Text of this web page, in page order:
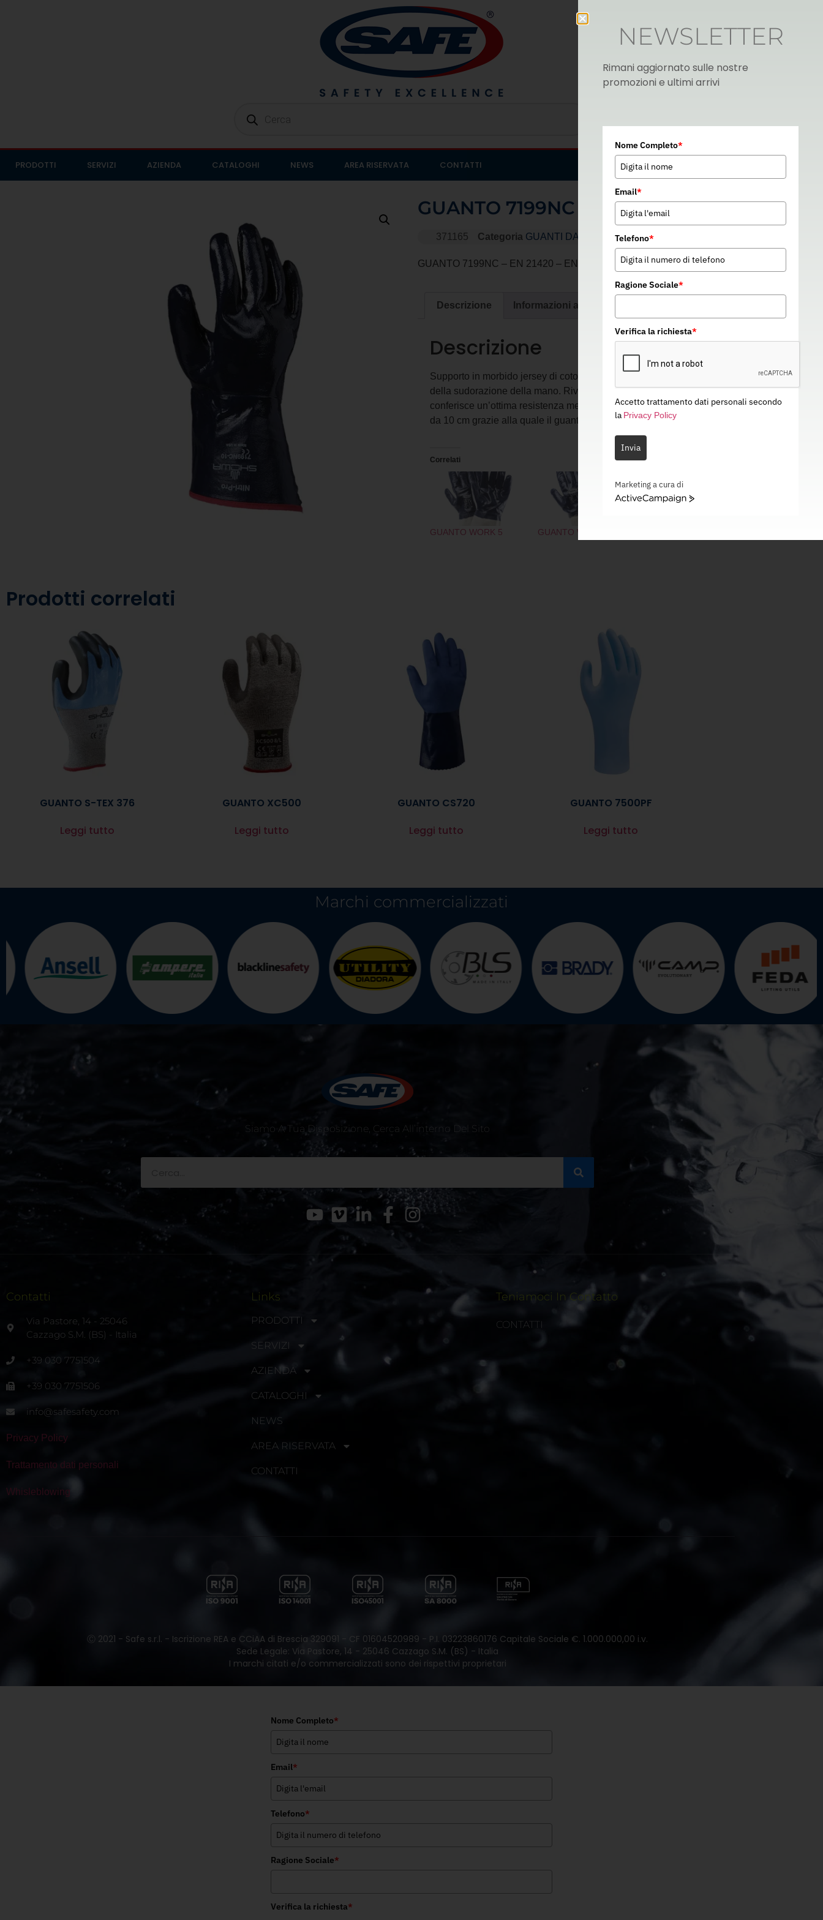
PRODOTTI SERVIZI AZIENDA CATALOGHI NEWS AREA RISERVATA CONTATTI
GUANTO 7199NC
371165 Categoria GUANTI DA LAVORO
GUANTO 7199NC – EN 21420 – EN 388 4111X – 371165
Descrizione Informazioni aggiuntive
Descrizione
Supporto in morbido jersey di cotone che offre il massimo assorbimento
della sudorazione della mano. Rivestimento completo con NBR che
conferisce un’ottima resistenza meccanica. Manichetta in cotone canvas
da 10 cm grazie alla quale il guanto si sfila con facilità.
Correlati
GUANTO WORK 5 GUANTO WORK 1
Prodotti correlati
GUANTO S-TEX 376
Leggi tutto
GUANTO XC500
Leggi tutto
GUANTO CS720
Leggi tutto
GUANTO 7500PF
Leggi tutto
Marchi commercializzati
Siamo A Tua Disposizione, Cerca All’interno Del Sito
Contatti
Via Pastore, 14 - 25046
Cazzago S.M. (BS) - Italia
+39 030 7751504
+39 030 7751506
info@safesafety.com
Privacy Policy
Trattamento dati personali
Whisleblowing
Links
PRODOTTI
SERVIZI
AZIENDA
CATALOGHI
NEWS
AREA RISERVATA
CONTATTI
Teniamoci In Contatto
CONTATTI
Ⓒ 2021 - Safe s.r.l. - Iscrizione REA e CCiAA di Brescia 329091 - CF 01604520989 - P.I. 03223860176 Capitale Sociale €. 1.000.000,00 i.v.
Sede Legale: Via Pastore, 14 - 25046 Cazzago S.M. (BS) - Italia
I marchi citati e/o commercializzati sono dei rispettivi proprietari
NEWSLETTER
Rimani aggiornato sulle nostre
promozioni e ultimi arrivi
Nome Completo*
Email*
Telefono*
Ragione Sociale*
Verifica la richiesta*
Accetto trattamento dati personali secondo
la Privacy Policy
Invia
Marketing a cura di
ActiveCampaign
Nome Completo*
Email*
Telefono*
Ragione Sociale*
Verifica la richiesta*